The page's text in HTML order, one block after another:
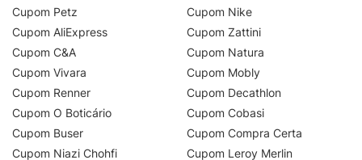
Cupom Petz
Cupom AliExpress
Cupom C&A
Cupom Vivara
Cupom Renner
Cupom O Boticário
Cupom Buser
Cupom Niazi Chohfi
Cupom Nike
Cupom Zattini
Cupom Natura
Cupom Mobly
Cupom Decathlon
Cupom Cobasi
Cupom Compra Certa
Cupom Leroy Merlin